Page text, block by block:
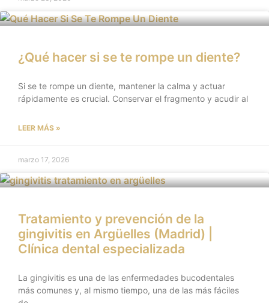
¿Qué hacer si se te rompe un diente?
Si se te rompe un diente, mantener la calma y actuar
rápidamente es crucial. Conservar el fragmento y acudir al
LEER MÁS »
marzo 17, 2026
Tratamiento y prevención de la
gingivitis en Argüelles (Madrid) |
Clínica dental especializada
La gingivitis es una de las enfermedades bucodentales
más comunes y, al mismo tiempo, una de las más fáciles